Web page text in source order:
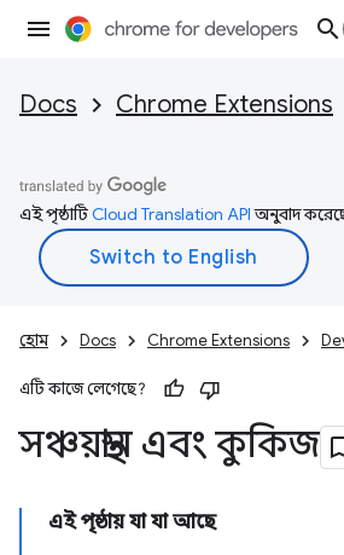
Docs Chrome Extensions
এই পৃষ্ঠাটিCloud Translation APIঅনুবাদ
হোম Docs Chrome Extensions
এটি কাজে লেগেছে?
সঞ্চয়স্থান এবং কুকিজ
এই পৃষ্ঠায় যা যা আছে